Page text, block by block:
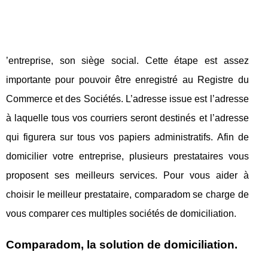
’entreprise, son siège social. Cette étape est assez
importante pour pouvoir être enregistré au Registre du
Commerce et des Sociétés. L’adresse issue est l’adresse
à laquelle tous vos courriers seront destinés et l’adresse
qui figurera sur tous vos papiers administratifs. Afin de
domicilier votre entreprise, plusieurs prestataires vous
proposent ses meilleurs services. Pour vous aider à
choisir le meilleur prestataire, comparadom se charge de
vous comparer ces multiples sociétés de domiciliation.
Comparadom, la solution de domiciliation.